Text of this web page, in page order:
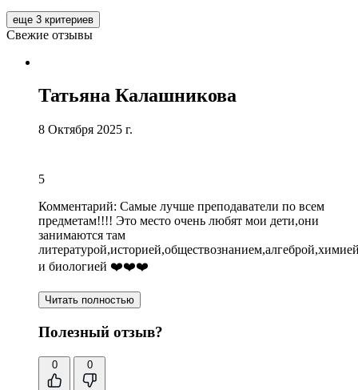
еще 3 критериев
Свежие отзывы
Татьяна Калашникова
8 Октября 2025 г.
5
Комментарий: Самые лучше преподаватели по всем
предметам!!!! Это место очень любят мои дети,они
занимаются там
и биологией ❤️❤️❤️
Читать полностью
Полезный отзыв?
0 0